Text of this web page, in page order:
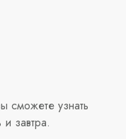
узнать
завтра.